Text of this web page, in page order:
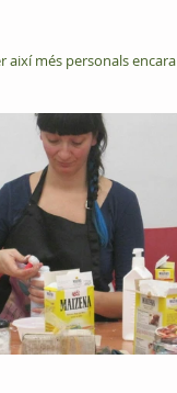
així més personals encara